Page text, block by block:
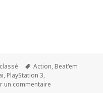
Mots-
clés
Action, Beat'em
, PlayStation 3,
un commentaire